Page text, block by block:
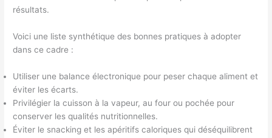
résultats.
Voici une liste synthétique des bonnes pratiques à adopter
dans ce cadre :
Utiliser une balance électronique pour peser chaque aliment et
éviter les écarts.
Privilégier la cuisson à la vapeur, au four ou pochée pour
conserver les qualités nutritionnelles.
Éviter le snacking et les apéritifs caloriques qui déséquilibrent